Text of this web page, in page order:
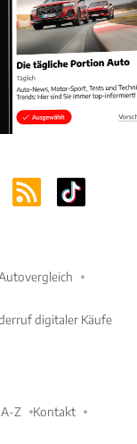
digitaler Käufe
Z Kontakt